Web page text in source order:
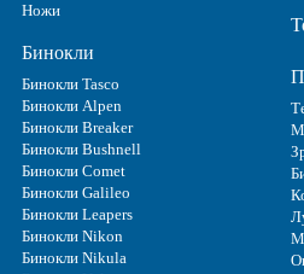
Ножи
Бинокли
Бинокли Tasco
Бинокли Alpen
Бинокли Breaker
Бинокли Bushnell
Бинокли Comet
Бинокли Galileo
Бинокли Leapers
Бинокли Nikon
Бинокли Nikula